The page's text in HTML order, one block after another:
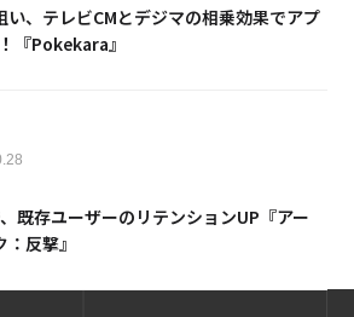
い、テレビCMとデジマの相乗効果でアプ
『Pokekara』
既存ユーザーのリテンションUP『アー
反撃』